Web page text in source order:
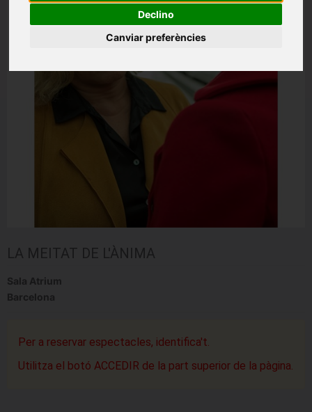
Declino
Canviar preferències
LA MEITAT DE L'ÀNIMA
Sala Atrium
Barcelona
Per a reservar espectacles, identifica't.
Utilitza el botó ACCEDIR de la part superior de la pàgina.